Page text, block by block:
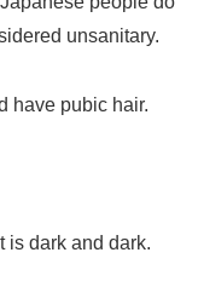
unsanitary.
have pubic hair.
is dark and dark.